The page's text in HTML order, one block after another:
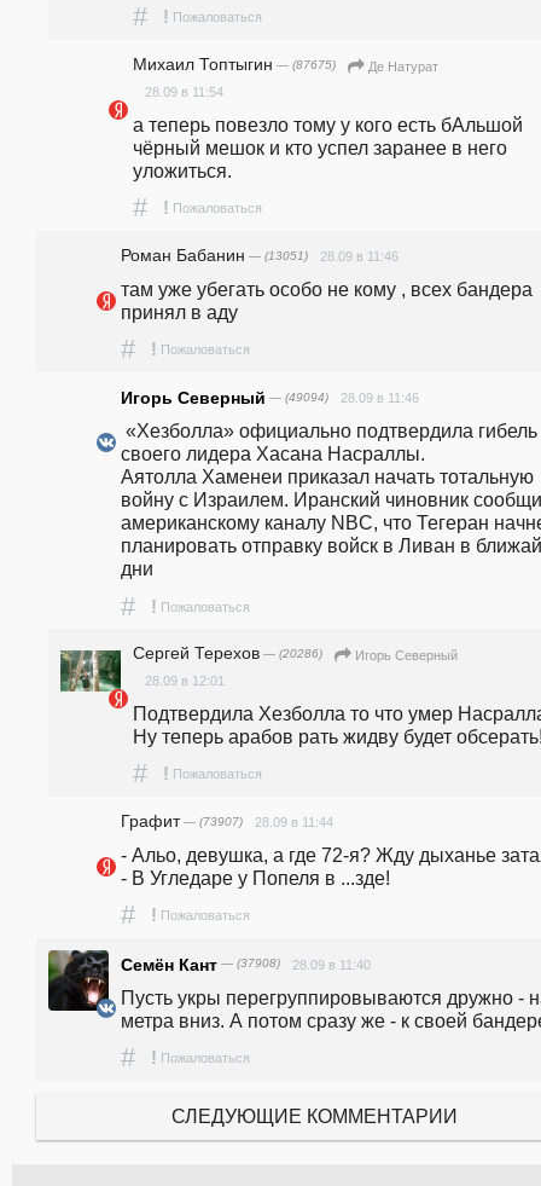
# ! Пожаловаться
Михаил Топтыгин — (87675)
Де Натурат
28.09 в 11:54
а теперь повезло тому у кого есть бАльшой
чёрный мешок и кто успел заранее в него
уложиться.
# ! Пожаловаться
Роман Бабанин — (13051) 28.09 в 11:46
там уже убегать особо не кому , всех бандера
принял в аду
# ! Пожаловаться
Игорь Северный — (49094) 28.09 в 11:46
своего лидера Хасана Насраллы.
Аятолла Хаменеи приказал начать тотальную
войну с Израилем. Иранский чиновник
американскому каналу NBC, что Тегеран
планировать отправку войск в Ливан в
дни
# ! Пожаловаться
Сергей Терехов — (20286)
Игорь Северный
28.09 в 12:01
Подтвердила Хезболла то что умер
Ну теперь арабов рать жидву будет
# ! Пожаловаться
Графит— (73907) 28.09 в 11:44
- Альо, девушка, а где 72-я? Жду дыханье
- В Угледаре у Попеля в ...зде!
# ! Пожаловаться
Семён Кант — (37908) 28.09 в 11:40
Пусть укры перегруппировываются дружно -
метра вниз. А потом сразу же - к своей
# ! Пожаловаться
СЛЕДУЮЩИЕ КОММЕНТАРИИ